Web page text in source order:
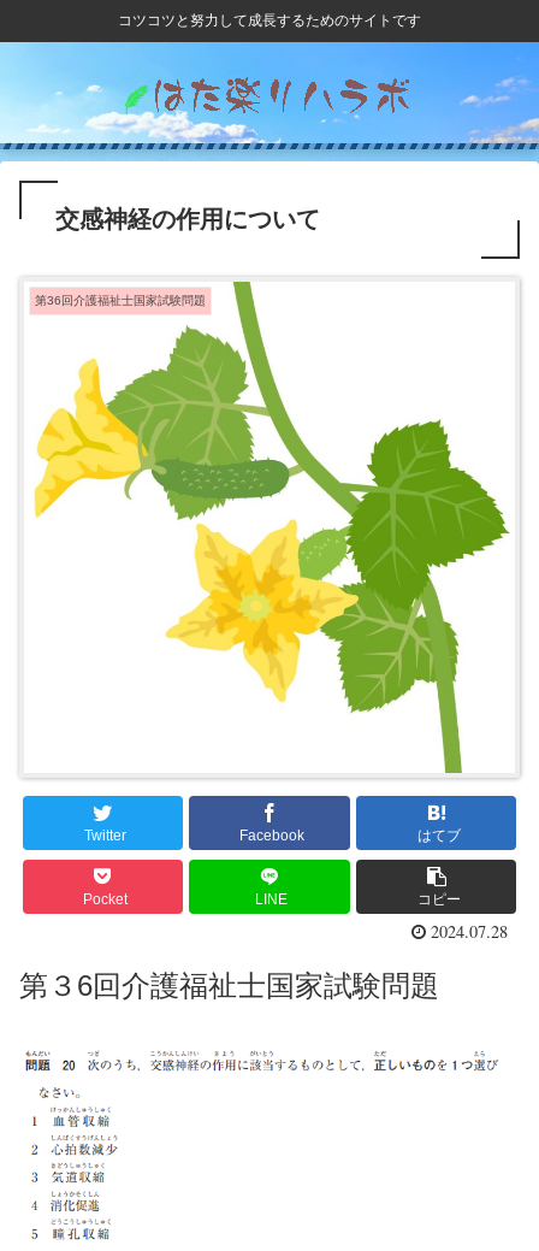
コツコツと努力して成長するためのサイトです
交感神経の作用について
第36回介護福祉士国家試験問題
Twitter Facebook はてブ
Pocket LINE コピー
2024.07.28
第３6回介護福祉士国家試験問題